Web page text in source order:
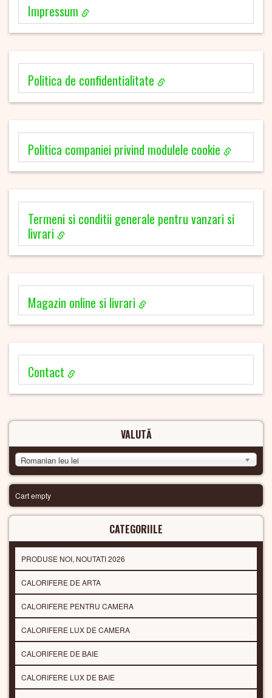
Impressum
Politica de confidentialitate
Politica companiei privind modulele cookie
Termeni si conditii generale pentru vanzari si
livrari
Magazin online si livrari
Contact
VALUTĂ
Romanian leu lei
Cart empty
CATEGORIILE
PRODUSE NOI, NOUTATI 2026
CALORIFERE DE ARTA
CALORIFERE PENTRU CAMERA
CALORIFERE LUX DE CAMERA
CALORIFERE DE BAIE
CALORIFERE LUX DE BAIE